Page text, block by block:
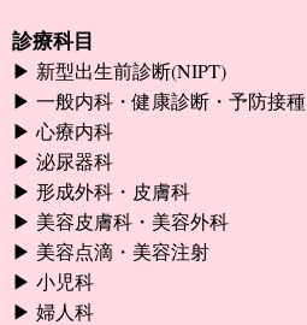
診療科目
新型出生前診断(NIPT)
一般内科・健康診断・予防接種
心療内科
泌尿器科
形成外科・皮膚科
美容皮膚科・美容外科
美容点滴・美容注射
小児科
婦人科